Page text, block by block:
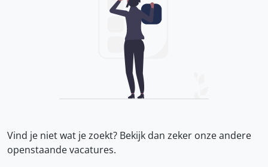
Vind je niet wat je zoekt? Bekijk dan zeker onzeandere
openstaande vacatures.